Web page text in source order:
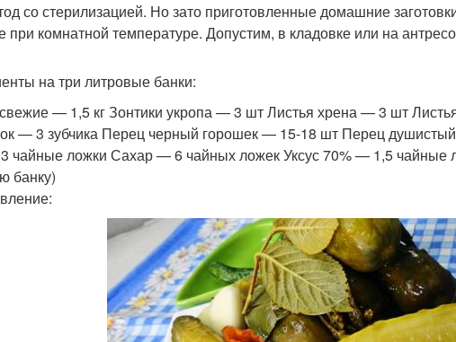
со стерилизацией. Но зато приготовленные домашние
при комнатной температуре. Допустим, в кладовке или на
на три литровые банки:
— 1,5 кг Зонтики укропа — 3 шт Листья хрена — 3 шт
— 3 зубчика Перец черный горошек — 15-18 шт Перец
чайные ложки Сахар — 6 чайных ложек Уксус 70% — 1,5 чайные
банку)